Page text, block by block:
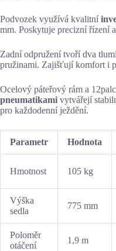
Podvozek využívá kvalitní
mm. Poskytuje precizní řízení
Zadní odpružení tvoří dva
pružinami. Zajišťují komfort i
Ocelový páteřový rám a
pneumatikami vytvářejí
pro každodenní ježdění.
Parametr Hodnota
Hmotnost 105 kg
Výška
sedla
775 mm
Poloměr
otáčení
1,9 m